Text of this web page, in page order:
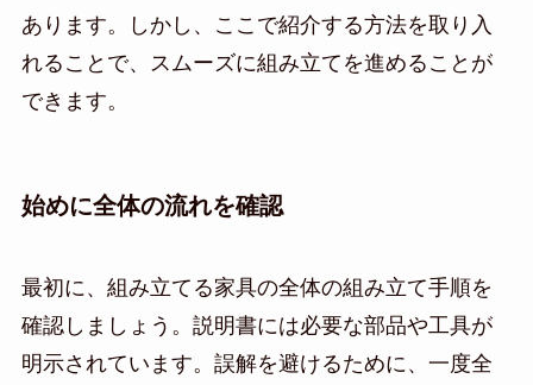
あります。しかし、ここで紹介する方法を取り入
れることで、スムーズに組み立てを進めることが
できます。
始めに全体の流れを確認
最初に、組み立てる家具の全体の組み立て手順を
確認しましょう。説明書には必要な部品や工具が
明示されています。誤解を避けるために、一度全